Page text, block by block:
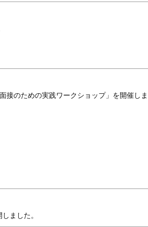
のための実践ワークショップ」を開催し
ました。